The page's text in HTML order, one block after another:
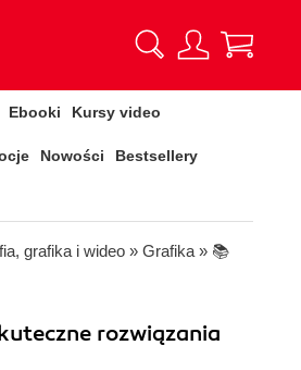
Ebooki Kursy video
Nowości Bestsellery
grafika i wideo » Grafika » 📚
rozwiązania